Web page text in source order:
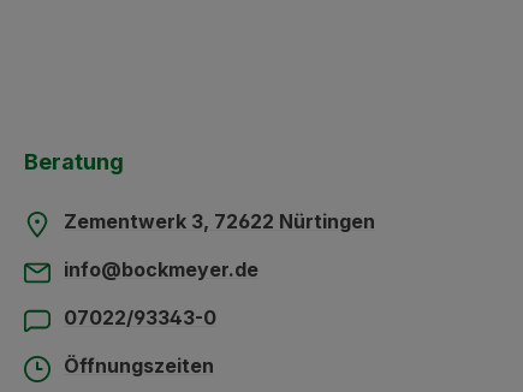
Beratung
Zementwerk 3, 72622 Nürtingen
info@bockmeyer.de
07022/93343-0
Öffnungszeiten